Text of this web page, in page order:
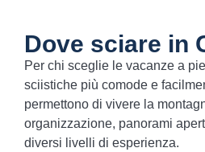
Dove sciare in
Per chi sceglie le vacanze a
sciistiche più comode e
permettono di vivere la
organizzazione, panorami
diversi livelli di esperienza.